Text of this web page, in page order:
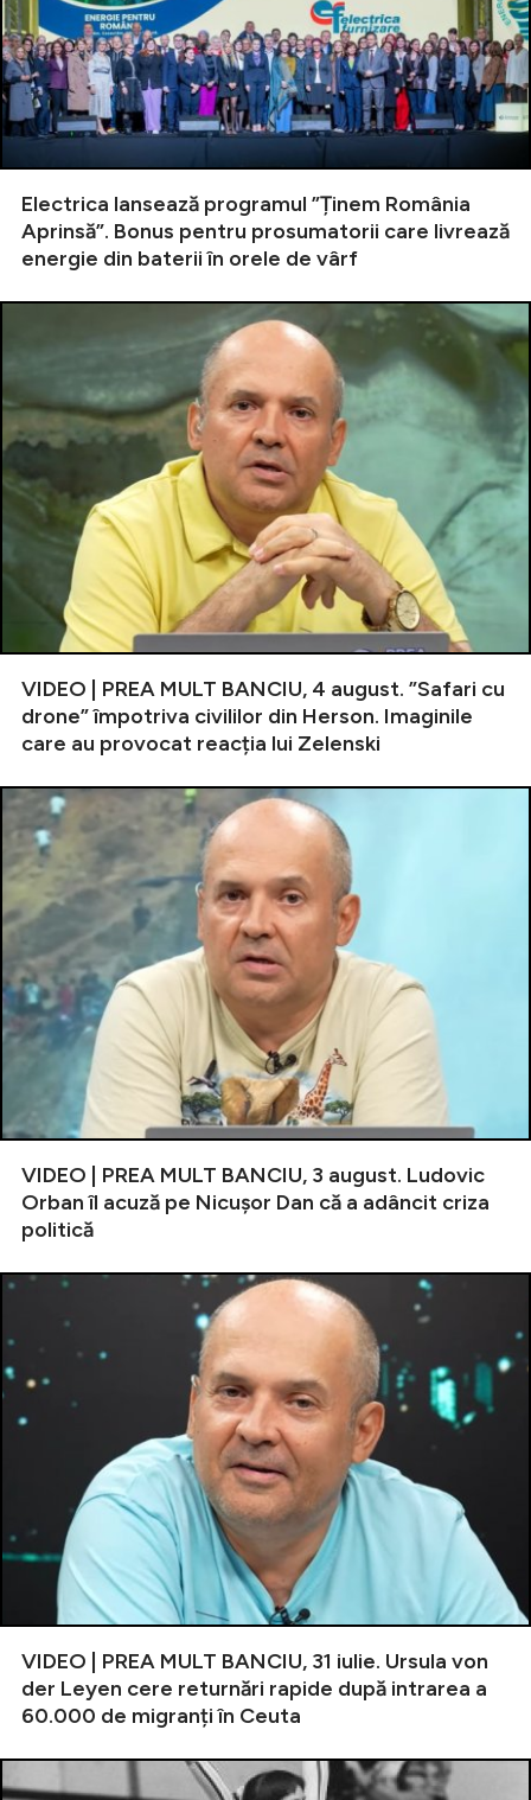
Electrica lansează programul ”Ținem România
Aprinsă”. Bonus pentru prosumatorii care livrează
energie din baterii în orele de vârf
VIDEO | PREA MULT BANCIU, 4 august. ”Safari cu
drone” împotriva civililor din Herson. Imaginile
care au provocat reacția lui Zelenski
VIDEO | PREA MULT BANCIU, 3 august. Ludovic
Orban îl acuză pe Nicușor Dan că a adâncit criza
politică
VIDEO | PREA MULT BANCIU, 31 iulie. Ursula von
der Leyen cere returnări rapide după intrarea a
60.000 de migranți în Ceuta